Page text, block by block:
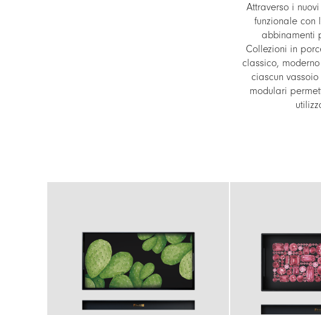
Attraverso i
funzionale con
abbinamenti
Collezioni in
classico,
ciascun
modulari